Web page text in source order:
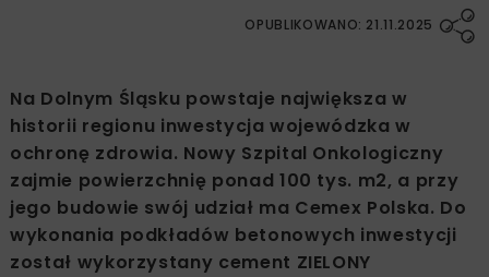
OPUBLIKOWANO: 21.11.2025
Na Dolnym Śląsku powstaje największa w
historii regionu inwestycja wojewódzka w
ochronę zdrowia. Nowy Szpital Onkologiczny
zajmie powierzchnię ponad 100 tys. m2, a przy
jego budowie swój udział ma Cemex Polska. Do
wykonania podkładów betonowych inwestycji
został wykorzystany cement ZIELONY